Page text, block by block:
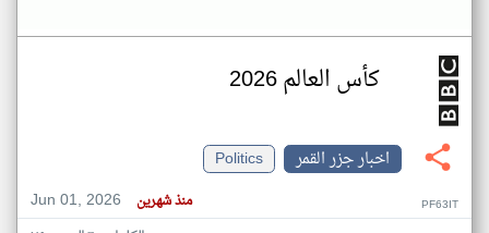
كأس العالم 2026
اخبار جزر القمر
Politics
Jun 01, 2026
منذ شهرين PF63IT